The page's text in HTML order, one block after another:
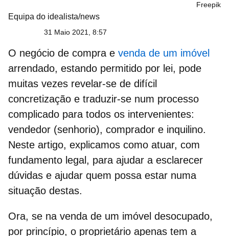
Freepik
Equipa do idealista/news
31 Maio 2021, 8:57
O negócio de compra e venda de um imóvel
arrendado, estando permitido por lei, pode
muitas vezes revelar-se de difícil
concretização e traduzir-se num processo
complicado para todos os intervenientes:
vendedor (senhorio), comprador e inquilino.
Neste artigo, explicamos como atuar, com
fundamento legal, para ajudar a esclarecer
dúvidas e ajudar quem possa estar numa
situação destas.
Ora, se na venda de um imóvel desocupado,
por princípio, o proprietário apenas tem a